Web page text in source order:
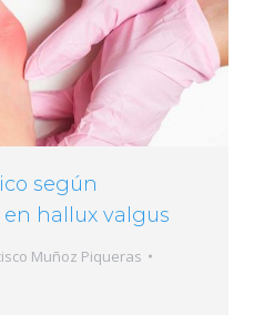
según
hallux valgus
Muñoz Piqueras